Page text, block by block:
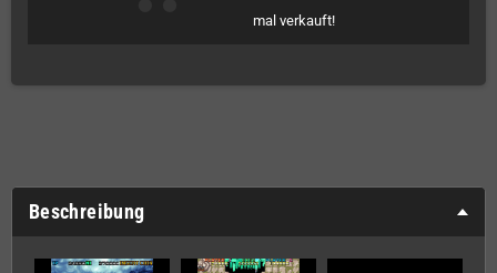
mal verkauft!
Beschreibung